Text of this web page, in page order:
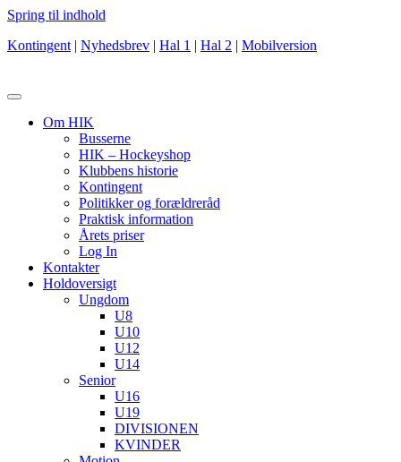
Spring til indhold
Kontingent | Nyhedsbrev | Hal 1 | Hal 2 | Mobilversion
Om HIK
Busserne
HIK – Hockeyshop
Klubbens historie
Kontingent
Politikker og forældreråd
Praktisk information
Årets priser
Log In
Kontakter
Holdoversigt
Ungdom
U8
U10
U12
U14
Senior
U16
U19
DIVISIONEN
KVINDER